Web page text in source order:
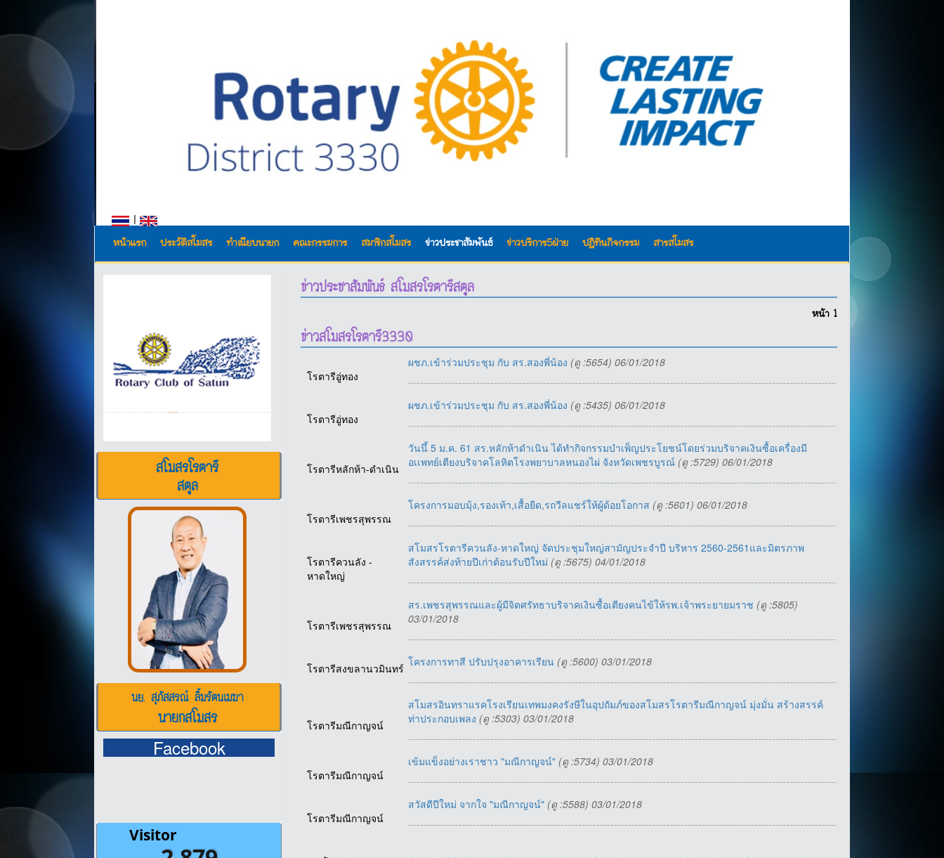
|
หน้าแรก ประวัติสโมสร ทำเนียบนายก คณะกรรมการ สมาชิกสโมสร ข่าวประชาสัมพันธ์ ข่าวบริการ5ฝ่าย ปฎิทินกิจกรรม สารสโมสร
สโมสรโรตารี
สตูล
นย. สุภัสสรณ์ ลิ้มรัตนเมฆา
นายกสโมสร
Facebook
ข่าวประชาสัมพันธ์ สโมสรโรตารีสตูล
หน้า 1
ข่าวสโมสรโรตารี3330
โรตารีอู่ทอง
ผชภ.เข้าร่วมประชุม กับ สร.สองพี่น้อง (ดู :5654) 06/01/2018
โรตารีอู่ทอง
ผชภ.เข้าร่วมประชุม กับ สร.สองพี่น้อง (ดู :5435) 06/01/2018
โรตารีหลักห้า-ดำเนิน
วันนึ้ 5 ม.ค. 61 สร.หลักห้าดำเนิน ได้ทำกิจกรรมบำเพ็ญประโยชน์โดยร่วมบริจาคเงินซื้อเครื่องมี
อเเพทย์เตียงบริจาคโลหิตโรงพยาบาลหนองไผ่ จังหวัดเพชรบูรณ์ (ดู :5729) 06/01/2018
โรตารีเพชรสุพรรณ
โครงการมอบมุ้ง,รองเท้า,เสื้อยืด,รถวีลแชร์ให้ผู้ด้อยโอกาส (ดู :5601) 06/01/2018
โรตารีควนลัง -
หาดใหญ่
สโมสรโรตารีควนลัง-หาดใหญ่ จัดประชุมใหญ่สามัญประจำปี บริหาร 2560-2561และมิตรภาพ
สังสรรค์ส่งท้ายปีเก่าต้อนรับปีใหม่ (ดู :5675) 04/01/2018
โรตารีเพชรสุพรรณ
สร.เพชรสุพรรณและผู้มีจิตศรัทธาบริจาคเงินซื้อเตียงคนไข้ให้รพ.เจ้าพระยายมราช (ดู :5805)
03/01/2018
โรตารีสงขลานวมินทร์ โครงการทาสี ปรับปรุงอาคารเรียน (ดู :5600) 03/01/2018
โรตารีมณีกาญจน์
สโมสรอินทราแรคโรงเรียนเทพมงคงรังษีในอุปถัมภ์ของสโมสรโรตารีมณีกาญจน์ มุ่งมั่น สร้างสรรค์
ท่าประกอบเพลง (ดู :5303) 03/01/2018
โรตารีมณีกาญจน์
เข้มแข็งอย่างเราชาว "มณีกาญจน์" (ดู :5734) 03/01/2018
โรตารีมณีกาญจน์
สวัสดีปีใหม่ จากใจ "มณีกาญจน์" (ดู :5588) 03/01/2018